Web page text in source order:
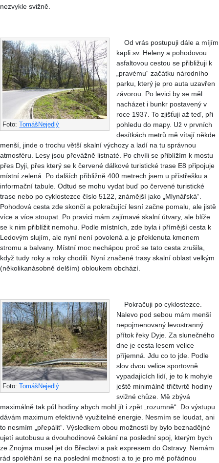
nezvykle svižně.
Foto:TomášNejedlý
Od vrás postupuji dále a míjím
kapli sv. Heleny a pohodovou
asfaltovou cestou se přibližuji k
„pravému“ začátku národního
parku, který je pro auta uzavřen
závorou. Po levici by se měl
nacházet i bunkr postavený v
roce 1937. To zjišťuji až teď, při
pohledu do mapy. Už v prvních
desítkách metrů mě vítají někde
menší, jinde o trochu větší skalní výchozy a ladí na tu správnou
atmosféru. Lesy jsou převážně listnaté. Po chvíli se přiblížím k mostu
přes Dyji, přes který se k červené dálkové turistické trase E8 připojuje
místní zelená. Po dalších přibližně 400 metrech jsem u přístřešku a
informační tabule. Odtud se mohu vydat buď po červené turistické
trase nebo po cyklostezce číslo 5122, známější jako „Mlynářská“.
Pohodová cesta zde skončí a pokračující lesní začne pomalu, ale jistě
více a více stoupat. Po pravici mám zajímavé skalní útvary, ale blíže
se k nim přiblížit nemohu. Podle místních, zde byla i přímější cesta k
Ledovým slujím, ale nyní není povolená a je překlenuta kmenem
stromu a balvany. Místní moc nechápou proč se tato cesta zrušila,
když tudy roky a roky chodili. Nyní značené trasy skalní oblast velkým
(několikanásobně delším) obloukem obchází.
Foto:TomášNejedlý
Pokračuji po cyklostezce.
Nalevo pod sebou mám menší
nepojmenovaný levostranný
přítok řeky Dyje. Za slunečného
dne je cesta lesem velice
příjemná. Jdu co to jde. Podle
slov dvou velice sportovně
vypadajících lidí, je to k mohyle
ještě minimálně třičtvrtě hodiny
svižné chůze. Mě zbývá
maximálně tak půl hodiny abych mohl jít i zpět „rozumně“. Do výstupu
dávám maximum efektivně využitelné energie. Nesmím se loudat, ani
to nesmím „přepálit“. Výsledkem obou možností by bylo beznadějné
ujetí autobusu a dvouhodinové čekání na poslední spoj, kterým bych
ze Znojma musel jet do Břeclavi a pak expresem do Ostravy. Nemám
rád spoléhání se na poslední možnosti a to je pro mě pořádnou